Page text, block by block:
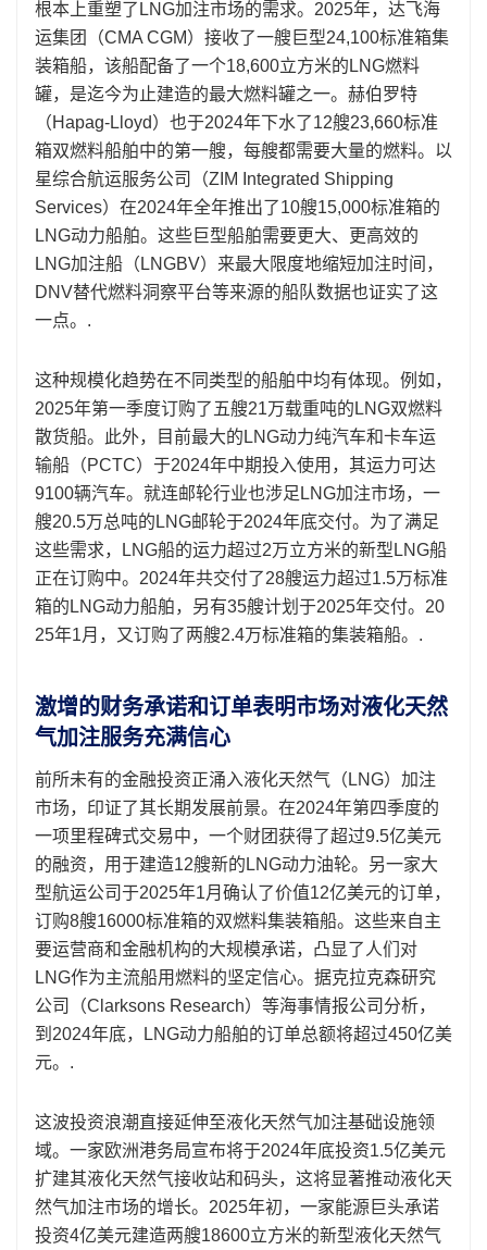
根本上重塑了LNG加注市场的需求。2025年，达飞海
运集团（CMA CGM）接收了一艘巨型24,100标准箱集
装箱船，该船配备了一个18,600立方米的LNG燃料
罐，是迄今为止建造的最大燃料罐之一。赫伯罗特
（Hapag-Lloyd）也于2024年下水了12艘23,660标准
箱双燃料船舶中的第一艘，每艘都需要大量的燃料。以
星综合航运服务公司（ZIM Integrated Shipping
Services）在2024年全年推出了10艘15,000标准箱的
LNG动力船舶。这些巨型船舶需要更大、更高效的
LNG加注船（LNGBV）来最大限度地缩短加注时间，
DNV替代燃料洞察平台等来源的船队数据也证实了这
一点。.
这种规模化趋势在不同类型的船舶中均有体现。例如，
2025年第一季度订购了五艘21万载重吨的LNG双燃料
散货船。此外，目前最大的LNG动力纯汽车和卡车运
输船（PCTC）于2024年中期投入使用，其运力可达
9100辆汽车。就连邮轮行业也涉足LNG加注市场，一
艘20.5万总吨的LNG邮轮于2024年底交付。为了满足
这些需求，LNG船的运力超过2万立方米的新型LNG船
正在订购中。2024年共交付了28艘运力超过1.5万标准
箱的LNG动力船舶，另有35艘计划于2025年交付。20​​
25年1月，又订购了两艘2.4万标准箱的集装箱船。.
激增的财务承诺和订单表明市场对液化天然
气加注服务充满信心
前所未有的金融投资正涌入液化天然气（LNG）加注
市场，印证了其长期发展前景。在2024年第四季度的
一项里程碑式交易中，一个财团获得了超过9.5亿美元
的融资，用于建造12艘新的LNG动力油轮。另一家大
型航运公司于2025年1月确认了价值12亿美元的订单，
订购8艘16000标准箱的双燃料集装箱船。这些来自主
要运营商和金融机构的大规模承诺，凸显了人们对
LNG作为主流船用燃料的坚定信心。据克拉克森研究
公司（Clarksons Research）等海事情报公司分析，
到2024年底，LNG动力船舶的订单总额将超过450亿美
元。.
这波投资浪潮直接延伸至液化天然气加注基础设施领
域。一家欧洲港务局宣布将于2024年底投资1.5亿美元
扩建其液化天然气接收站和码头，这将显著推动液化天
然气加注市场的增长。2025年初，一家能源巨头承诺
投资4亿美元建造两艘18600立方米的新型液化天然气